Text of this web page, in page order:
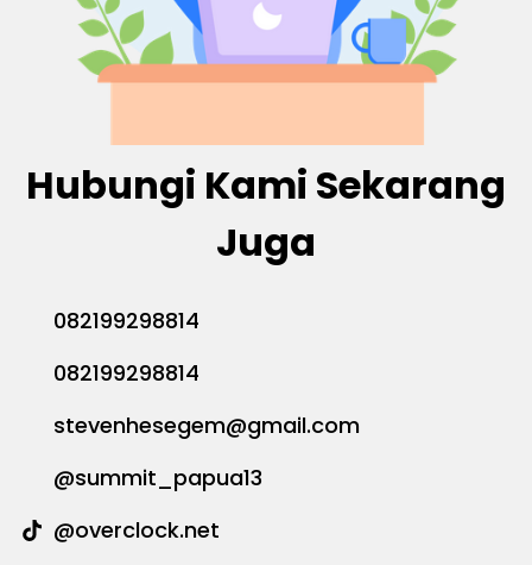
Hubungi Kami Sekarang
Juga
082199298814
082199298814
stevenhesegem@gmail.com
@summit_papua13
@overclock.net